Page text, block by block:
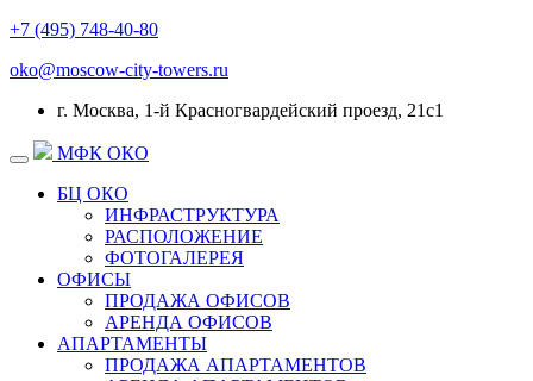
+7 (495) 748-40-80
oko@moscow-city-towers.ru
г. Москва, 1-й Красногвардейский проезд, 21с1
МФК ОКО
БЦ ОКО
ИНФРАСТРУКТУРА
РАСПОЛОЖЕНИЕ
ФОТОГАЛЕРЕЯ
ОФИСЫ
ПРОДАЖА ОФИСОВ
АРЕНДА ОФИСОВ
АПАРТАМЕНТЫ
ПРОДАЖА АПАРТАМЕНТОВ